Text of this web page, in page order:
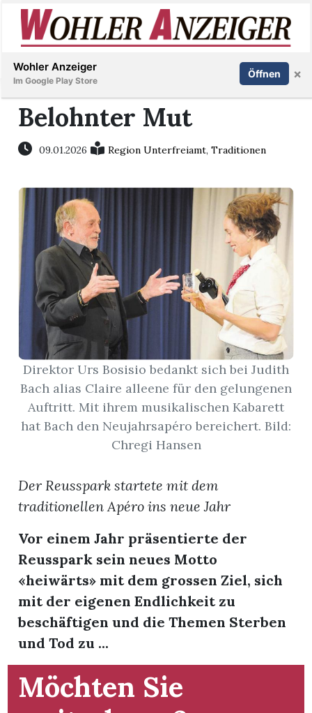
Immobilien
Stellen
E-
Paper
Newsletter
App
Inserieren Abonnieren Anmelden
Belohnter Mut
09.01.2026 Region Unterfreiamt,Traditionen
Direktor Urs Bosisio bedankt sich bei Judith
Bach alias Claire alleene für den gelungenen
Auftritt. Mit ihrem musikalischen Kabarett
hat Bach den Neujahrsapéro bereichert. Bild:
Chregi Hansen
Der Reusspark startete mit dem
traditionellen Apéro ins neue Jahr
Vor einem Jahr präsentierte der
Reusspark sein neues Motto
«heiwärts» mit dem grossen Ziel, sich
mit der eigenen Endlichkeit zu
beschäftigen und die Themen Sterben
und Tod zu ...
Möchten Sie
Wohler Anzeiger
Im Google Play Store
Öffnen ×